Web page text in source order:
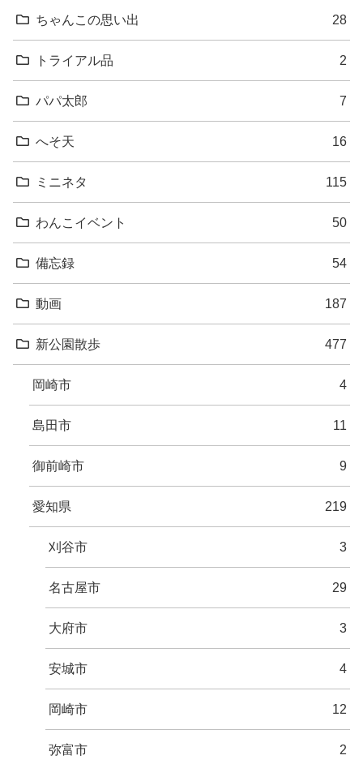
ちゃんこの思い出 28
トライアル品 2
パパ太郎 7
へそ天 16
ミニネタ 115
わんこイベント 50
備忘録 54
動画 187
新公園散歩 477
岡崎市 4
島田市 11
御前崎市 9
愛知県 219
刈谷市 3
名古屋市 29
大府市 3
安城市 4
岡崎市 12
弥富市 2